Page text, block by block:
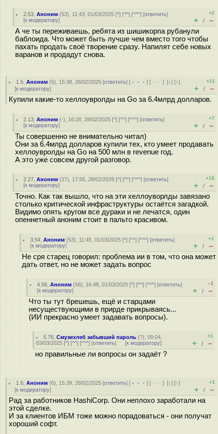
2.53 ,Аноним (53), 11:43, 01/03/2025 [^] [^^] [^^^] [ответить]
[к модератору]
+2
+ / –
А че ты переживаешь, ребята из шишикорпа рубанули
баблоида. Что может быть лучше чем вместо того чтобы
пахать продать своё творение сразу. Напилят себе новых
варанов и продадут снова.
1.5 ,Аноним (5), 15:38, 28/02/2025 [ответить] [ ﹢﹢﹢] [ · · ·][↓] [↑]
[к модератору]
+11
+ / –
Купили какие-то хеллоувролды на Go за 6.4млрд долларов.
2.13 ,Аноним (-), 16:28, 28/02/2025 [^] [^^] [^^^] [ответить]
[к модератору]
+7
+ / –
Ты совершенно не внимательно читал)
Они за 6.4млрд долларов купили тех, кто умеет продавать
хеллоувролды на Go на 500 млн в revenue год.
А это уже совсем другой разговор.
2.27 ,Аноним (27), 17:55, 28/02/2025 [^] [^^] [^^^] [ответить]
[к модератору]
+16
+ / –
Точно. Как так вышло, что на эти хеллоуворлды завязано
столько критической инфраструктуры остаётся загадкой.
Видимо опять кругом все дураки и не лечатся, один
опеннетный аноним стоит в пальто красивом.
3.54 ,Аноним (53), 11:45, 01/03/2025 [^] [^^] [^^^] [ответить]
[к модератору]
+1
+ / –
Не сря старец говорил: проблема ии в том, что она может
дать ответ, но не может задать вопрос
4.56 ,Аноним (56), 16:48, 01/03/2025 [^] [^^] [^^^] [ответить]
[к модератору]
–1
+ / –
Что ты тут брешешь, ещё и старцами
несуществующими в прирде прикрываясь...
(ИИ прекрасно умеет задавать вопросы).
5.76 ,Смузихлеб забывший пароль (?), 09:04,
03/03/2025 [^] [^^] [^^^] [ответить] [к модератору]
+1
+ / –
но правильные ли вопросы он задаёт ?
1.6 ,Аноним (6), 15:39, 28/02/2025 [ответить] [ ﹢﹢﹢] [ · · ·][↓] [↑]
[к модератору]
+1
+ / –
Рад за работников HashiCorp. Они неплохо заработали на
этой сделке.
И за клиентов ИБМ тоже можно порадоваться - они получат
хороший софт.